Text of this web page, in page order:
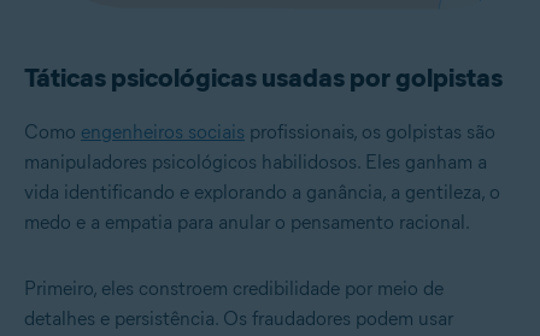
Táticas psicológicas usadas por golpistas
Como engenheiros sociais profissionais, os golpistas são
manipuladores psicológicos habilidosos. Eles ganham a
vida identificando e explorando a ganância, a gentileza, o
medo e a empatia para anular o pensamento racional.
Primeiro, eles constroem credibilidade por meio de
detalhes e persistência. Os fraudadores podem usar